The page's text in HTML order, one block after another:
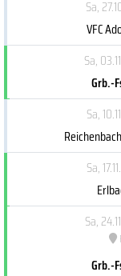
Sa,
VFC
Sa,
Grb.-
Sa,
Sa,
Sa,
Grb.-